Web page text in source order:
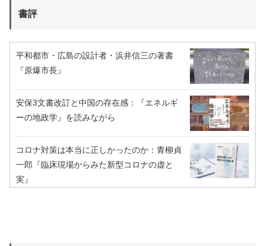
書評
平和都市・広島の設計者・浜井信三の著書
『原爆市長』
安保3文書改訂と中国の存在感：『エネルギ
ーの地政学』を読みながら
コロナ対策は本当に正しかったのか：青柳貞
一郎『臨床現場からみた新型コロナの虚と
実』